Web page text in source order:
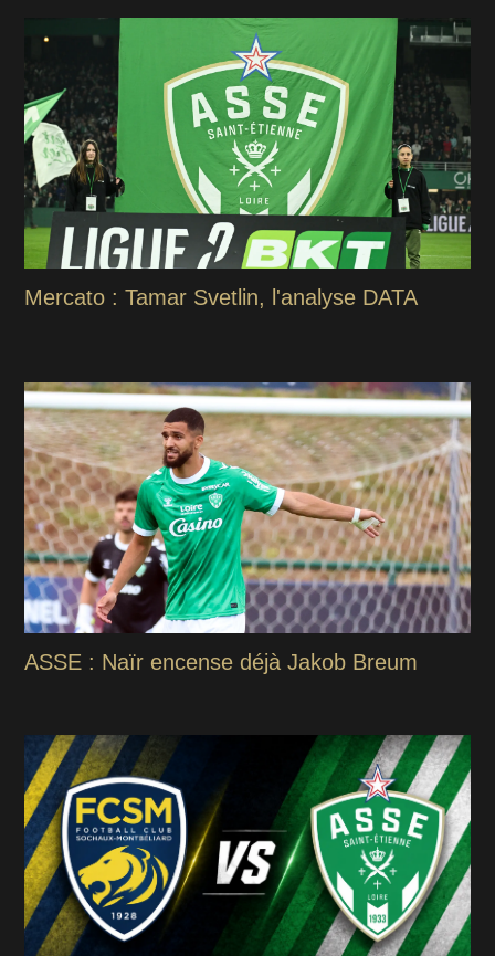
Mercato : Tamar Svetlin, l'analyse DATA
ASSE : Naïr encense déjà Jakob Breum